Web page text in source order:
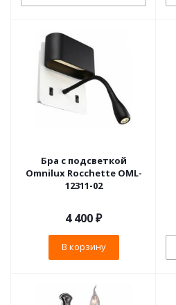
Бра с подсветкой
Omnilux Rocchette OML-
12311-02
4 400₽
В корзину